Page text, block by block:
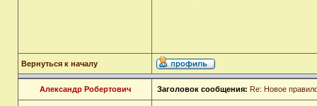
Вернуться к началу
Александр Робертович Заголовок сообщения: Re: Новое